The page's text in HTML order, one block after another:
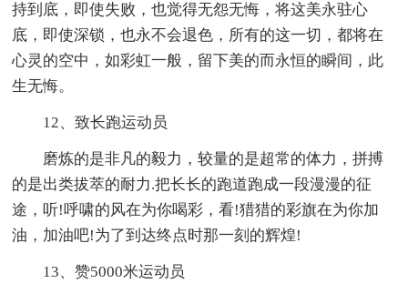
持到底，即使失败，也觉得无怨无悔，将这美永驻心
底，即使深锁，也永不会退色，所有的这一切，都将在
心灵的空中，如彩虹一般，留下美的而永恒的瞬间，此
生无悔。
12、致长跑运动员
磨炼的是非凡的毅力，较量的是超常的体力，拼搏
的是出类拔萃的耐力.把长长的跑道跑成一段漫漫的征
途，听!呼啸的风在为你喝彩，看!猎猎的彩旗在为你加
油，加油吧!为了到达终点时那一刻的辉煌!
13、赞5000米运动员